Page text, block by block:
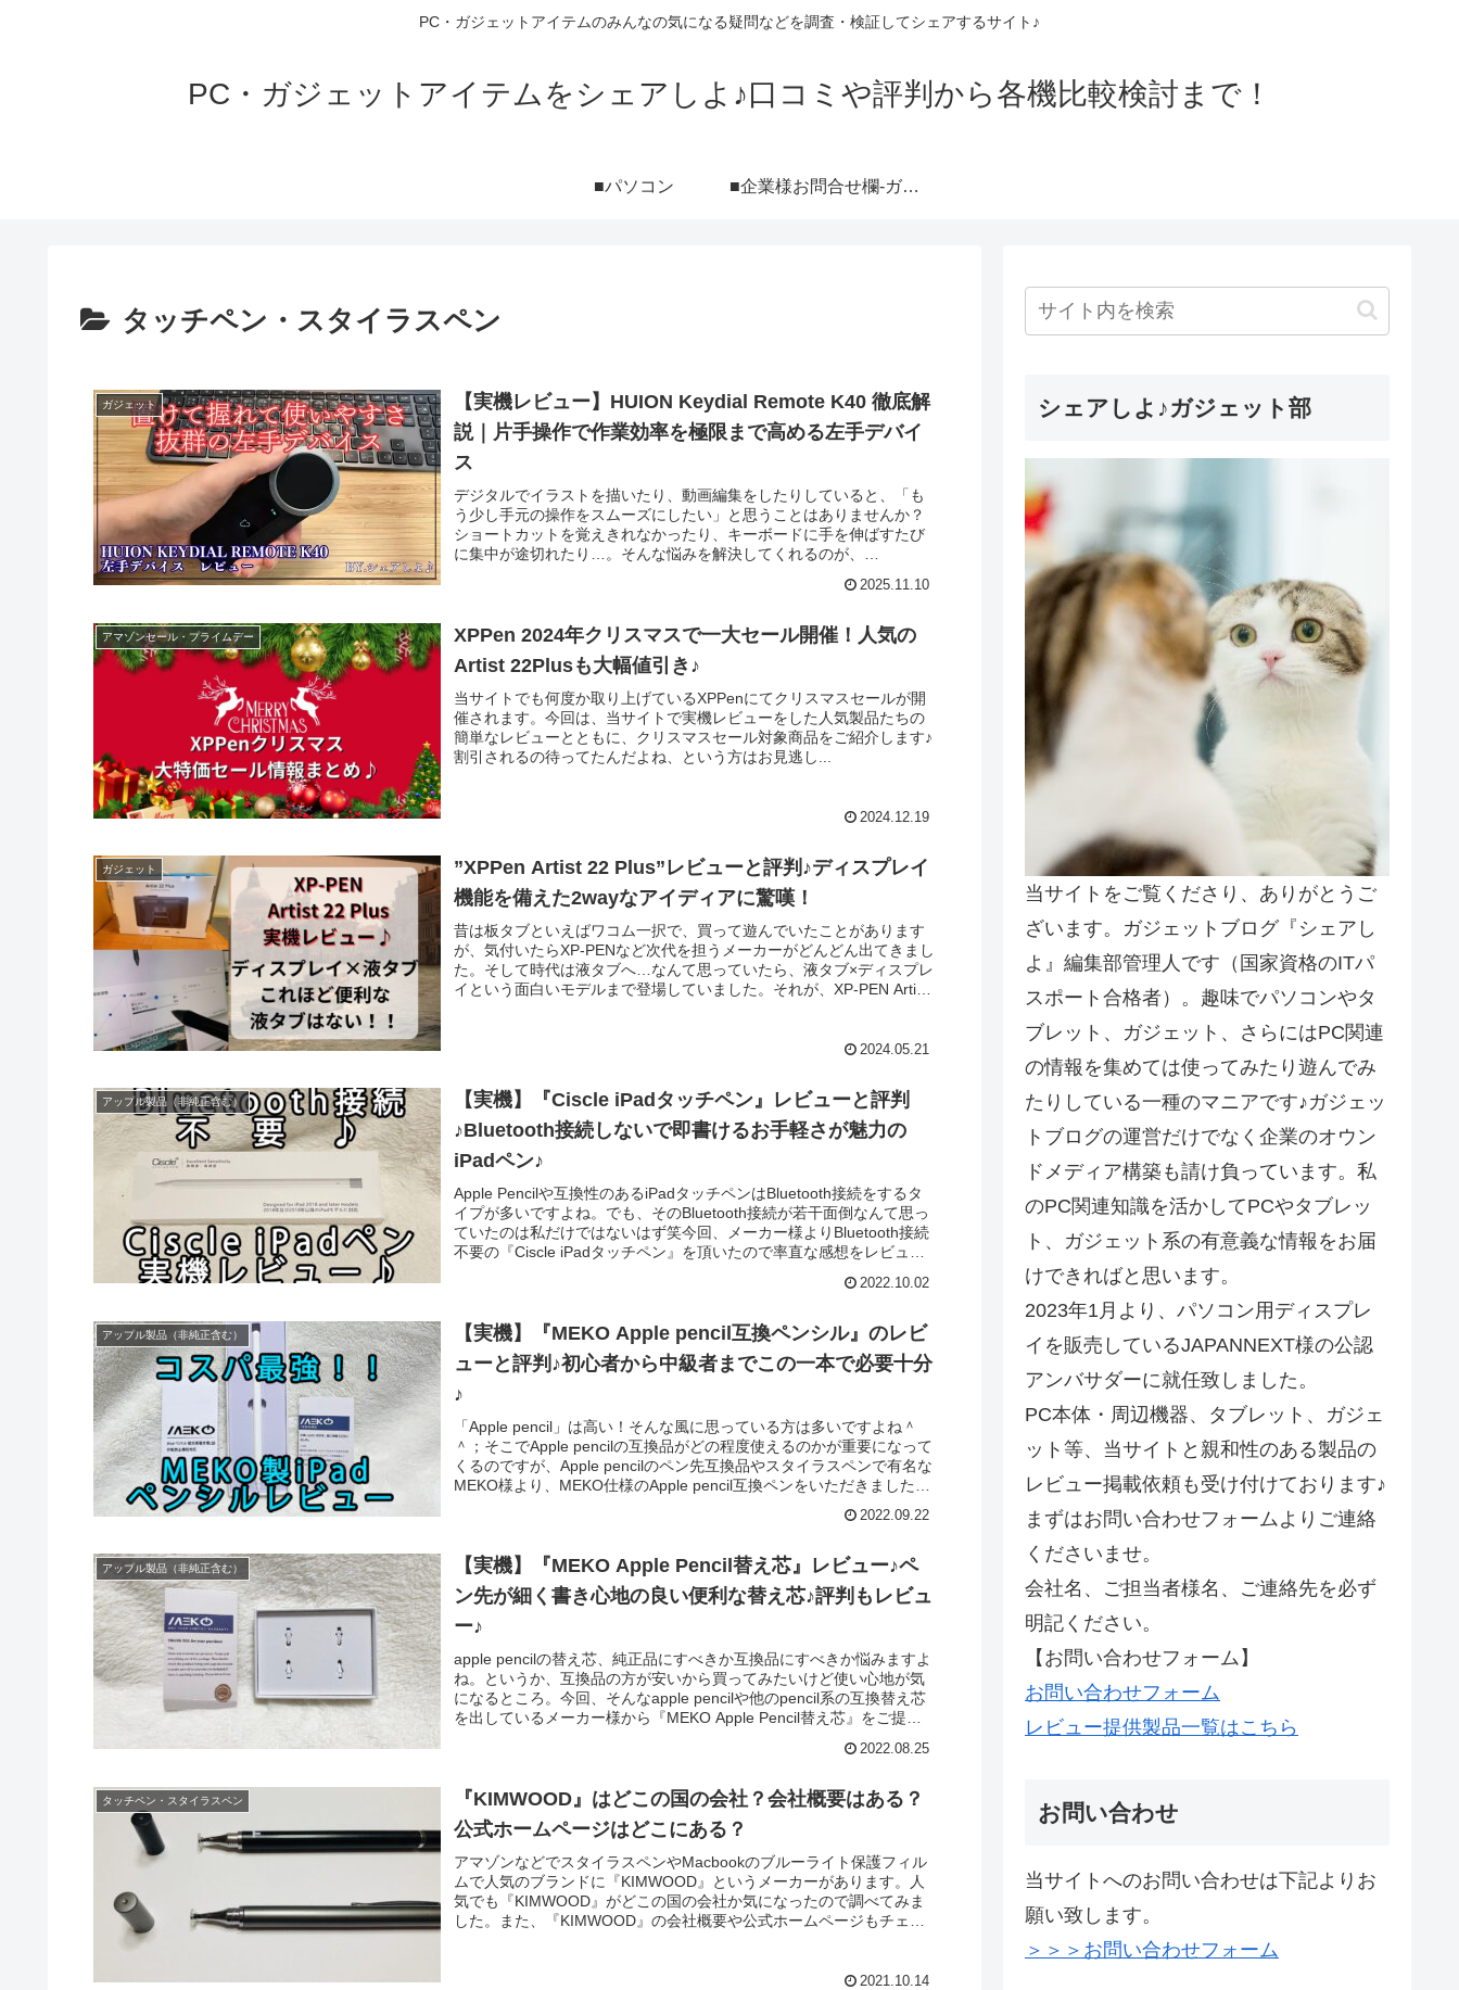
PC・ガジェットアイテムのみんなの気になる疑問などを調査・検証してシェアするサイト♪
PC・ガジェットアイテムをシェアしよ♪口コミや評判から各機比較検討まで！
■パソコン ■企業様お問合せ欄-ガジェットブログ『シェアしよ♪』レビュー依頼用-（ポートフォリオ付き）
タッチペン・スタイラスペン
ガジェット
【実機レビュー】HUION Keydial Remote K40 徹底解
説｜片手操作で作業効率を極限まで高める左手デバイ
ス
デジタルでイラストを描いたり、動画編集をしたりしていると、「も
う少し手元の操作をスムーズにしたい」と思うことはありませんか？
ショートカットを覚えきれなかったり、キーボードに手を伸ばすたび
に集中が途切れたり…。そんな悩みを解決してくれるのが、
のデバイスは、片手でズーム、回転、ブラシサイズの変更まで直感的
ロールできるのが最大の魅力です。
2025.11.10
アマゾンセール・プライムデー
XPPen 2024年クリスマスで一大セール開催！人気の
Artist 22Plusも大幅値引き♪
当サイトでも何度か取り上げているXPPenにてクリスマスセールが開
催されます。今回は、当サイトで実機レビューをした人気製品たちの
簡単なレビューとともに、クリスマスセール対象商品をご紹介します♪
割引されるの待ってたんだよね、という方はお見逃し...
2024.12.19
ガジェット
”XPPen Artist 22 Plus”レビューと評判♪ディスプレイ
機能を備えた2wayなアイディアに驚嘆！
昔は板タブといえばワコム一択で、買って遊んでいたことがあります
が、気付いたらXP-PENなど次代を担うメーカーがどんどん出てきまし
た。そして時代は液タブへ…なんて思っていたら、液タブ×ディスプレ
イという面白いモデルまで登場していました。それが、XP-PEN Artist
Artist 22 Plusをメーカー様よりご提供いただいたので、率直な感想を
2024.05.21
アップル製品（非純正含む）
【実機】『Ciscle iPadタッチペン』レビューと評判
♪Bluetooth接続しないで即書けるお手軽さが魅力の
iPadペン♪
Apple Pencilや互換性のあるiPadタッチペンはBluetooth接続をするタ
イプが多いですよね。でも、そのBluetooth接続が若干面倒なんて思っ
ていたのは私だけではないはず笑今回、メーカー様よりBluetooth接続
不要の『Ciscle iPadタッチペン』を頂いたので率直な感想をレビュー
思ってましたが、そんな必要はないと固定概念を覆させられた1本でし
2022.10.02
アップル製品（非純正含む）
【実機】『MEKO Apple pencil互換ペンシル』のレビ
ューと評判♪初心者から中級者までこの一本で必要十分
♪
「Apple pencil」は高い！そんな風に思っている方は多いですよね＾
＾；そこでApple pencilの互換品がどの程度使えるのかが重要になって
くるのですが、Apple pencilのペン先互換品やスタイラスペンで有名な
MEKO様より、MEKO仕様のApple pencil互換ペンをいただきました。
2022.09.22
アップル製品（非純正含む）
【実機】『MEKO Apple Pencil替え芯』レビュー♪ペ
ン先が細く書き心地の良い便利な替え芯♪評判もレビュ
ー♪
apple pencilの替え芯、純正品にすべきか互換品にすべきか悩みますよ
ね。というか、互換品の方が安いから買ってみたいけど使い心地が気
になるところ。今回、そんなapple pencilや他のpencil系の互換替え芯
を出しているメーカー様から『MEKO Apple Pencil替え芯』をご提供
をapple pencil第二世代に付け替えて試してみました。『MEKO Apple
ようにペン先を簡単に交換できる互換品です（その他のpencilシリーズ
にも対応した汎用性の高さも魅力）。Apple Pencilの替え芯の純正品は
ちょっと高いなぁと思われている方や、そもそも純正品に性能面でも
価格面でも魅力を感じていない方には、『MEKO Apple Pencil替え
芯』をオススメしたいと思える替え芯でした。というわけで、
『MEKO Apple Pencil替え芯』の実機レビューをご覧の上、使ってい
けそうかどうかをご判断いただければと思います＾＾また、そもそも
『MEKO』というブランドを知らない方もいらっしゃると思うので、
ラスペンも愛用しているんです＾＾『MEKO Apple Pencil替え芯』の
2022.08.25
タッチペン・スタイラスペン
『KIMWOOD』はどこの国の会社？会社概要はある？
公式ホームページはどこにある？
アマゾンなどでスタイラスペンやMacbookのブルーライト保護フィル
ムで人気のブランドに『KIMWOOD』というメーカーがあります。人
気でも『KIMWOOD』がどこの国の会社か気になったので調べてみま
した。また、『KIMWOOD』の会社概要や公式ホームページもチェッ
2021.10.14
シェアしよ♪ガジェット部
当サイトをご覧くださり、ありがとうご
ざいます。ガジェットブログ『シェアし
よ』編集部管理人です（国家資格のITパ
スポート合格者）。趣味でパソコンやタ
ブレット、ガジェット、さらにはPC関連
の情報を集めては使ってみたり遊んでみ
たりしている一種のマニアです♪ガジェッ
トブログの運営だけでなく企業のオウン
ドメディア構築も請け負っています。私
のPC関連知識を活かしてPCやタブレッ
ト、ガジェット系の有意義な情報をお届
けできればと思います。
2023年1月より、パソコン用ディスプレ
イを販売しているJAPANNEXT様の公認
アンバサダーに就任致しました。
PC本体・周辺機器、タブレット、ガジェ
ット等、当サイトと親和性のある製品の
レビュー掲載依頼も受け付けております♪
まずはお問い合わせフォームよりご連絡
くださいませ。
会社名、ご担当者様名、ご連絡先を必ず
明記ください。
【お問い合わせフォーム】
お問い合わせフォーム
レビュー提供製品一覧はこちら
お問い合わせ
当サイトへのお問い合わせは下記よりお
願い致します。
＞＞＞お問い合わせフォーム